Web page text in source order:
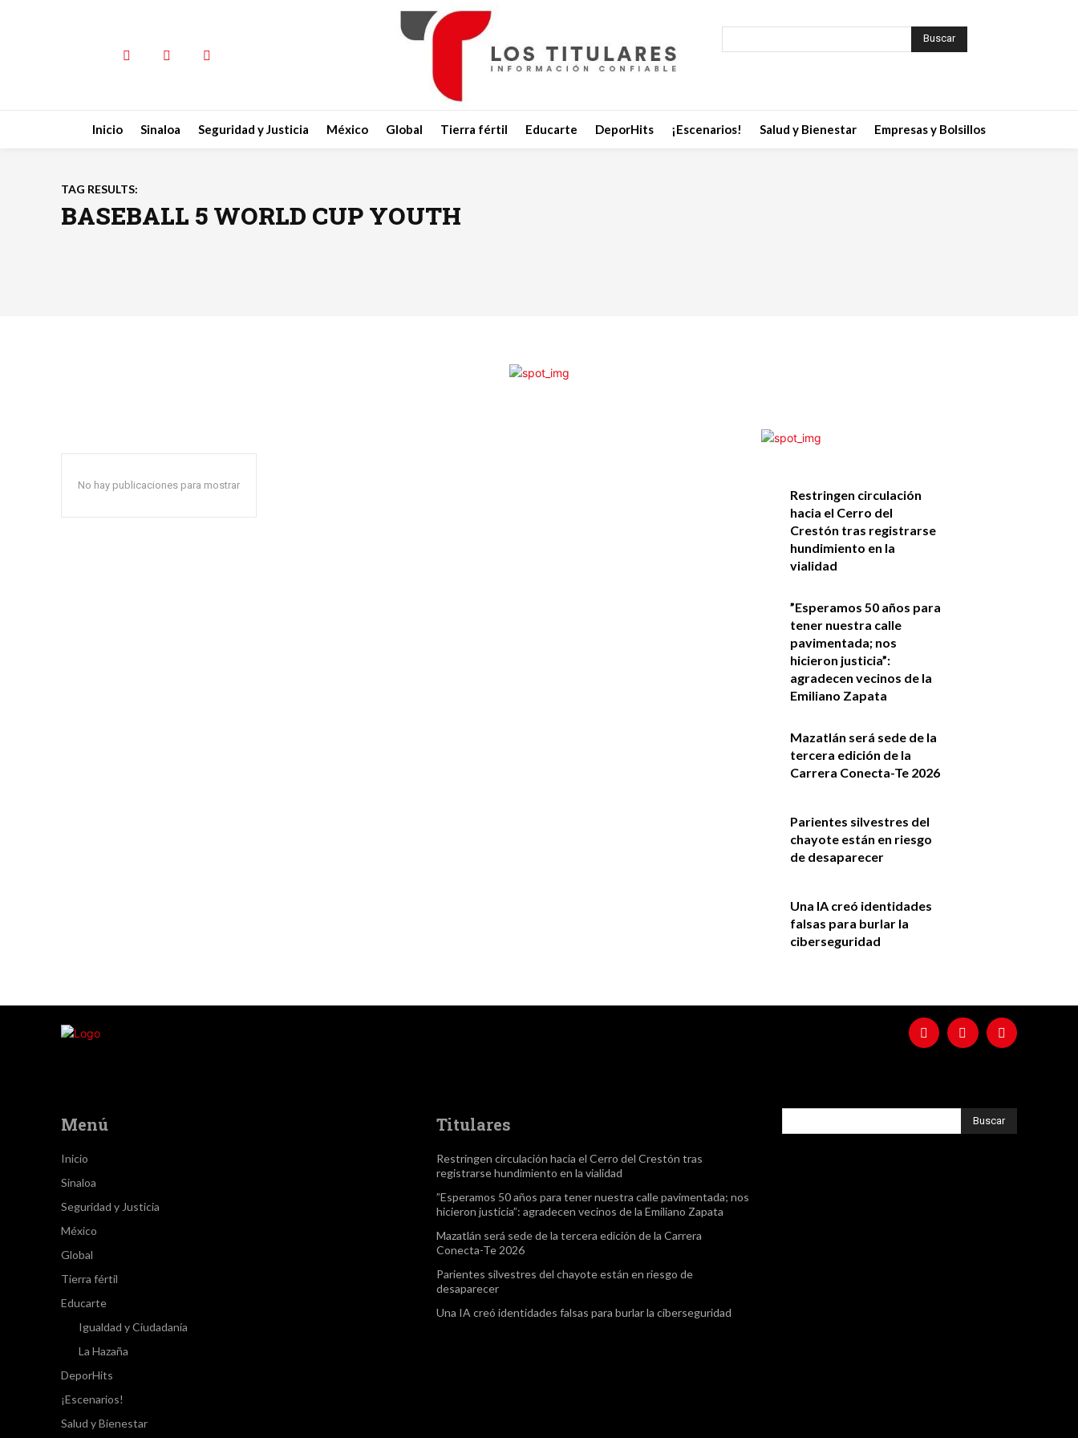
Buscar
Inicio Sinaloa Seguridad y Justicia México Global Tierra fértil Educarte DeporHits ¡Escenarios! Salud y Bienestar Empresas y Bolsillos
TAG RESULTS:
BASEBALL 5 WORLD CUP YOUTH
No hay publicaciones para mostrar
Restringen circulación
hacia el Cerro del
Crestón tras registrarse
hundimiento en la
vialidad
”Esperamos 50 años para
tener nuestra calle
pavimentada; nos
hicieron justicia”:
agradecen vecinos de la
Emiliano Zapata
Mazatlán será sede de la
tercera edición de la
Carrera Conecta-Te 2026
Parientes silvestres del
chayote están en riesgo
de desaparecer
Una IA creó identidades
falsas para burlar la
ciberseguridad
Menú
Inicio
Sinaloa
Seguridad y Justicia
México
Global
Tierra fértil
Educarte
Igualdad y Ciudadanía
La Hazaña
DeporHits
¡Escenarios!
Salud y Bienestar
Titulares
Restringen circulación hacia el Cerro del Crestón tras
registrarse hundimiento en la vialidad
”Esperamos 50 años para tener nuestra calle pavimentada; nos
hicieron justicia”: agradecen vecinos de la Emiliano Zapata
Mazatlán será sede de la tercera edición de la Carrera
Conecta-Te 2026
Parientes silvestres del chayote están en riesgo de
desaparecer
Una IA creó identidades falsas para burlar la ciberseguridad
Buscar